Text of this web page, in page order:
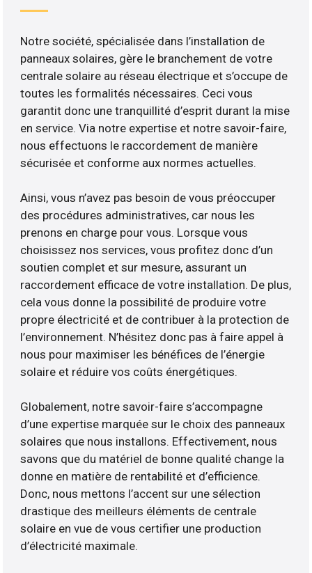
Notre société, spécialisée dans l’installation de
panneaux solaires, gère le branchement de votre
centrale solaire au réseau électrique et s’occupe de
toutes les formalités nécessaires. Ceci vous
garantit donc une tranquillité d’esprit durant la mise
en service. Via notre expertise et notre savoir-faire,
nous effectuons le raccordement de manière
sécurisée et conforme aux normes actuelles.
Ainsi, vous n’avez pas besoin de vous préoccuper
des procédures administratives, car nous les
prenons en charge pour vous. Lorsque vous
choisissez nos services, vous profitez donc d’un
soutien complet et sur mesure, assurant un
raccordement efficace de votre installation. De plus,
cela vous donne la possibilité de produire votre
propre électricité et de contribuer à la protection de
l’environnement. N’hésitez donc pas à faire appel à
nous pour maximiser les bénéfices de l’énergie
solaire et réduire vos coûts énergétiques.
Globalement, notre savoir-faire s’accompagne
d’une expertise marquée sur le choix des panneaux
solaires que nous installons. Effectivement, nous
savons que du matériel de bonne qualité change la
donne en matière de rentabilité et d’efficience.
Donc, nous mettons l’accent sur une sélection
drastique des meilleurs éléments de centrale
solaire en vue de vous certifier une production
d’électricité maximale.